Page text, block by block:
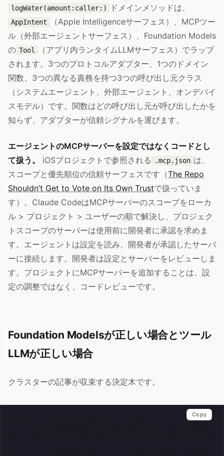
logWater(amount:caller:) ドメインメソッドは、
AppIntent
（Apple Intelligenceサーフェス）、MCPツー
ル（外部エージェントサーフェス）、Foundation Models
の Tool
（アプリ内ランタイムLLMサーフェス）でラップ
されます。3つのプロトコルアダプター、1つのドメイン
関数、3つの異なる責務を持つ3つの呼び出し元クラス
（システムエージェント、外部エージェント、オンデバイ
スモデル）です。関数はどの呼び出し元が呼び出したかを
知らず、アダプターが信頼シグナルを運びます。
エージェントのMCPサーバーを設定ではなくコードとし
て扱う。
iOSプロジェクトで参照される .mcp.json は、
スコープと優先順位の信頼サーフェスです（The Repo
Shouldn’t Get to Vote on Its Own Trustで扱っていま
す）。Claude CodeはMCPサーバーのスコープをローカ
ル > プロジェクト > ユーザーの順で解決し、プロジェク
トスコープのサーバーは使用前に開発者に承認を求めま
す。エージェントは設定を読み、開発者が承認したサーバ
ーに接続します。開発者は設定とサーバーをレビューしま
す。プロジェクトにMCPサーバーを追加することは、設
定の調整ではなく、コードレビューです。
Foundation Modelsが正しい場合とツール
LLMが正しい場合
クラスターの記事が収束する決定木です。
Copy